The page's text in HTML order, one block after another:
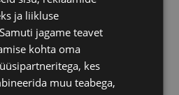
ja teoreetilise õppe,
hinnatud litsentseeritud
ja liikluse
jagame teavet
kohta oma
kes
muu teabega,